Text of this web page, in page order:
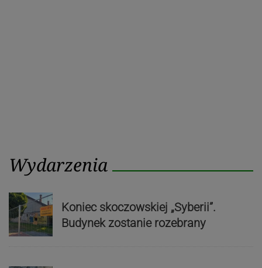
Wydarzenia
Koniec skoczowskiej „Syberii”.
Budynek zostanie rozebrany